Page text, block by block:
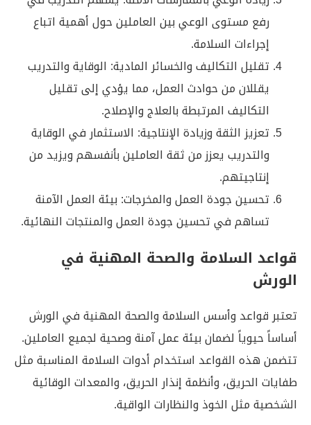
رفع مستوى الوعي بين العاملين حول أهمية اتباع
إجراءات السلامة.
تقليل التكاليف والخسائر المادية: الوقاية والتدريب
يقللان من حوادث العمل، مما يؤدي إلى تقليل
التكاليف المرتبطة بالعلاج والإصلاح.
تعزيز الثقة وزيادة الإنتاجية: الاستثمار في الوقاية
والتدريب يعزز من ثقة العاملين بأنفسهم ويزيد من
إنتاجيتهم.
تحسين جودة العمل والمخرجات: بيئة العمل الآمنة
تساهم في تحسين جودة العمل والمنتجات النهائية.
قواعد السلامة والصحة المهنية في
الورش
تعتبر قواعد وأسس السلامة والصحة المهنية في الورش
أساساً حيوياً لضمان بيئة عمل آمنة وصحية لجميع العاملين.
تتضمن هذه القواعد استخدام أدوات السلامة المناسبة مثل
طفايات الحريق، وأنظمة إنذار الحريق، والمعدات الوقائية
الشخصية مثل الخوذ والنظارات الواقية.